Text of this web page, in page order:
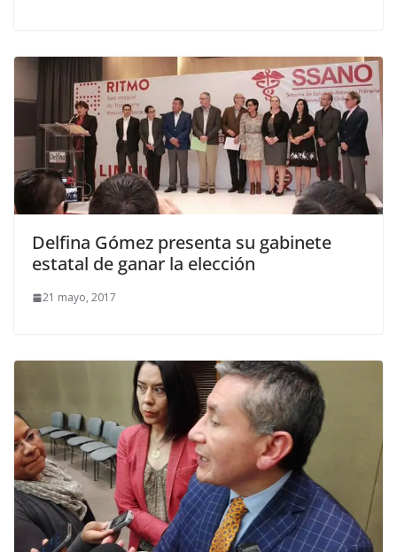
Delfina Gómez presenta su gabinete
estatal de ganar la elección
21 mayo, 2017